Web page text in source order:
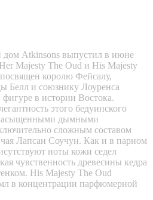
Atkinsons выпустил в июне
Majesty The Oud и His Majesty
королю Фейсалу,
Белл и союзнику Лоуренса
в истории Востока.
этого бедуинского
насыщенными дымными
сложным составом
Лапсан Соучун. Как и в парном
ноты кожи седел
чувственность древесины кедра
His Majesty The Oud
в концентрации парфюмерной